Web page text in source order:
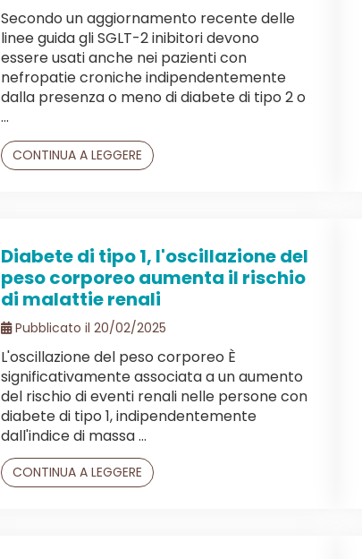
Secondo un aggiornamento recente delle
linee guida gli SGLT-2 inibitori devono
essere usati anche nei pazienti con
nefropatie croniche indipendentemente
dalla presenza o meno di diabete di tipo 2 o
...
CONTINUA A LEGGERE
Diabete di tipo 1, l'oscillazione del
peso corporeo aumenta il rischio
di malattie renali
Pubblicato il 20/02/2025
L'oscillazione del peso corporeo È
significativamente associata a un aumento
del rischio di eventi renali nelle persone con
diabete di tipo 1, indipendentemente
dall'indice di massa ...
CONTINUA A LEGGERE